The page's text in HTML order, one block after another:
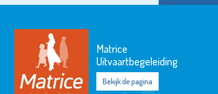
Matrice
Uitvaartbegeleiding
Bekijk de pagina